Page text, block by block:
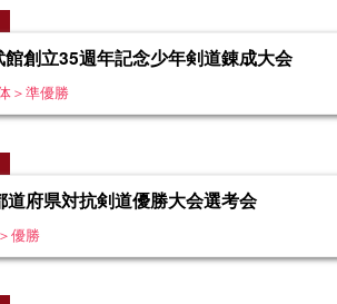
創立35週年記念少年剣道錬成大会
＞準優勝
道府県対抗剣道優勝大会選考会
優勝